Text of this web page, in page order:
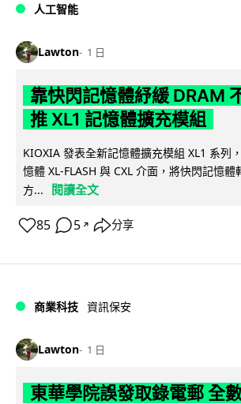
人工智能
Lawton 1 日
靠快閃記憶體紓緩 DRAM
推 XL1 記憶體擴充模組
KIOXIA 發表全新記憶體擴充模組 XL1 系列
憶體 XL-FLASH 與 CXL 介面，將快閃記憶
方...
閱讀全文
85 5 ↗ 分享
商業科技 資訊保安
Lawton 1 日
東華學院誤發取錄電郵 全